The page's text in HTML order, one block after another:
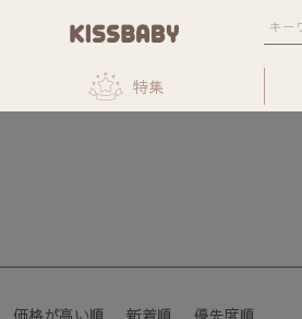
特集
価格が高い順 新着順 優先度順